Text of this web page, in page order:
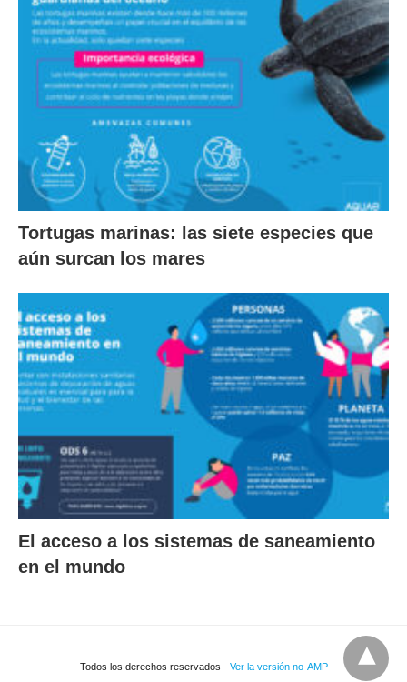
Tortugas marinas: las siete especies que
aún surcan los mares
El acceso a los sistemas de saneamiento
en el mundo
Todos los derechos reservados Ver la versión no-AMP